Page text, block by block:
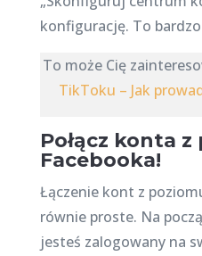
konfigurację. To
To może Cię
TikToku – Jak
Połącz konta
Facebooka!
Łączenie kont z
równie proste. Na
jesteś zalogowany na